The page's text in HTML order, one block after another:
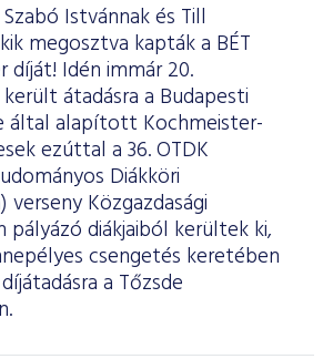
Istvánnak és Till
megosztva kapták a BÉT
díját! Idén immár 20.
átadásra a Budapesti
által alapított Kochmeister-
ezúttal a 36. OTDK
Diákköri
verseny Közgazdasági
pályázó diákjaiból kerültek ki,
csengetés keretében
a Tőzsde